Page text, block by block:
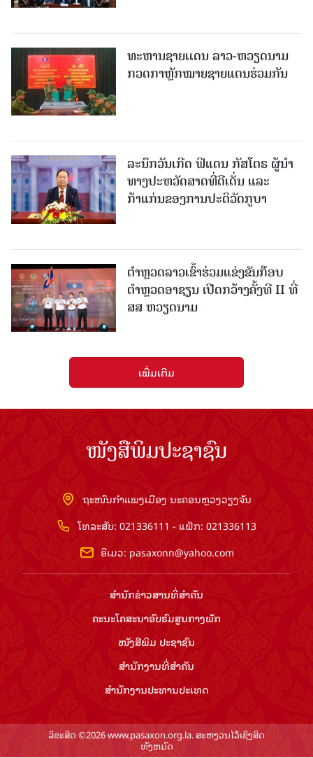
ທະຫານຊາຍເເດນ ລາວ-ຫວຽດນາມ
ກວດກາຫຼັກໝາຍຊາຍແດນຮ່ວມກັນ
ລະນຶກວັນເກີດ ຟິແດນ ກັສໂຕຣ ຜູ້ນຳ
ທາງປະຫວັດສາດທີ່ດີເດັ່ນ ແລະ
ກ້າແກ່ນຂອງການປະຕິວັດກູບາ
ຕຳຫຼວດລາວເຂົ້າຮ່ວມແຂ່ງຂັນກ໊ອບ
ຕຳຫຼວດອາຊຽນ ເປີດກວ້າງຄັ້ງທີ II ທີ່
ສສ ຫວຽດນາມ
ເພີ່ມເຕີມ
ໜັງສືພິມປະຊາຊົນ
ຖະໜົນກຳແພງເມືອງ ນະຄອນຫຼວງວຽງຈັນ
ໂທລະສັບ: 021336111 - ແຟັກ: 021336113
ອີເມວ: pasaxonn@yahoo.com
ສຳ​ນັກ​ຂ່າວ​ສານ​ທີ່​ສຳ​ຄັນ​
ຄະນະໂຄສະນາອົບຮົມ​ສູນ​ກາງ​ພັກ
ໜັງສືພິມ ປະ​ຊາ​ຊົນ
ສຳ​ນັກ​ງານ​ທີ່​ສຳ​ຄັນ
ສຳ​ນັກ​ງານ​ປະ​ທານ​ປະ​ເທດ
ລິຂະສິດ ©2026 www.pasaxon.org.la. ສະຫງວນໄວ້ເຊິງສິດ
ທັງຫມົດ